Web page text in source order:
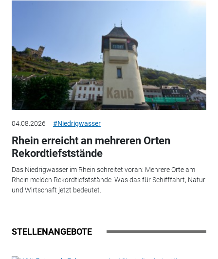
04.08.2026 #Niedrigwasser
Rhein erreicht an mehreren Orten
Rekordtiefststände
Das Niedrigwasser im Rhein schreitet voran: Mehrere Orte am
Rhein melden Rekordtiefststände. Was das für Schifffahrt, Natur
und Wirtschaft jetzt bedeutet.
STELLENANGEBOTE